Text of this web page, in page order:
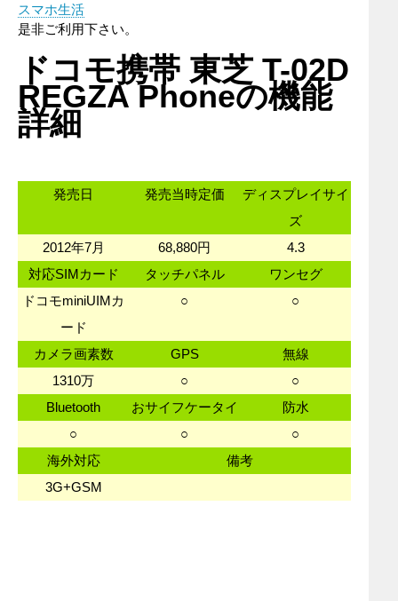
スマホ生活
是非ご利用下さい。
ドコモ携帯 東芝 T-02D
REGZA Phoneの機能
詳細
発売日 発売当時定価
ディスプレイサイ
ズ
2012年7月
68,880円
4.3
対応SIMカード
タッチパネル
ワンセグ
ドコモminiUIMカ
ード
○ ○
カメラ画素数 GPS
無線
1310万
○
○
Bluetooth
おサイフケータイ
防水
○
○
○
海外対応
備考
3G+GSM